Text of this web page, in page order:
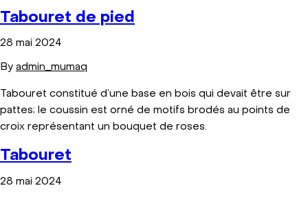
Tabouret de pied
28 mai 2024
By admin_mumaq
Tabouret constitué d’une base en bois qui devait être sur
pattes; le coussin est orné de motifs brodés au points de
croix représentant un bouquet de roses.
Tabouret
28 mai 2024